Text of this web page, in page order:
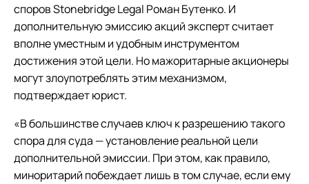
споров Stonebridge Legal Роман Бутенко. И
дополнительную эмиссию акций эксперт считает
вполне уместным и удобным инструментом
достижения этой цели. Но мажоритарные акционеры
могут злоупотреблять этим механизмом,
подтверждает юрист.
«В большинстве случаев ключ к разрешению такого
спора для суда — установление реальной цели
дополнительной эмиссии. При этом, как правило,
миноритарий побеждает лишь в том случае, если ему